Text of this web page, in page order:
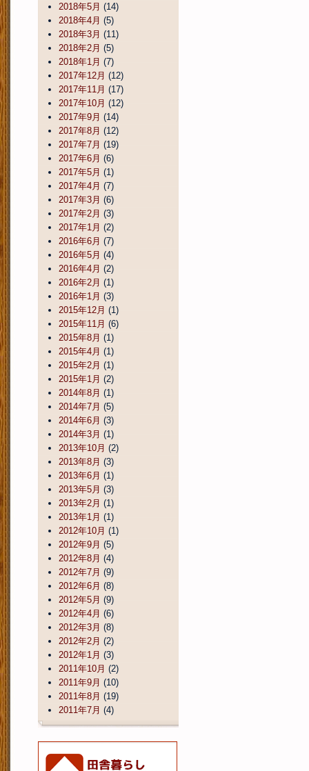
2018年5月 (14)
2018年4月 (5)
2018年3月 (11)
2018年2月 (5)
2018年1月 (7)
2017年12月 (12)
2017年11月 (17)
2017年10月 (12)
2017年9月 (14)
2017年8月 (12)
2017年7月 (19)
2017年6月 (6)
2017年5月 (1)
2017年4月 (7)
2017年3月 (6)
2017年2月 (3)
2017年1月 (2)
2016年6月 (7)
2016年5月 (4)
2016年4月 (2)
2016年2月 (1)
2016年1月 (3)
2015年12月 (1)
2015年11月 (6)
2015年8月 (1)
2015年4月 (1)
2015年2月 (1)
2015年1月 (2)
2014年8月 (1)
2014年7月 (5)
2014年6月 (3)
2014年3月 (1)
2013年10月 (2)
2013年8月 (3)
2013年6月 (1)
2013年5月 (3)
2013年2月 (1)
2013年1月 (1)
2012年10月 (1)
2012年9月 (5)
2012年8月 (4)
2012年7月 (9)
2012年6月 (8)
2012年5月 (9)
2012年4月 (6)
2012年3月 (8)
2012年2月 (2)
2012年1月 (3)
2011年10月 (2)
2011年9月 (10)
2011年8月 (19)
2011年7月 (4)